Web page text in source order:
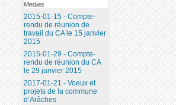
Medias
2015-01-15 - Compte-
rendu de réunion de
travail du CA le 15 janvier
2015
2015-01-29 - Compte-
rendu de réunion du CA
le 29 janvier 2015
2017-01-21 - Voeux et
projets de la commune
d’Arâches